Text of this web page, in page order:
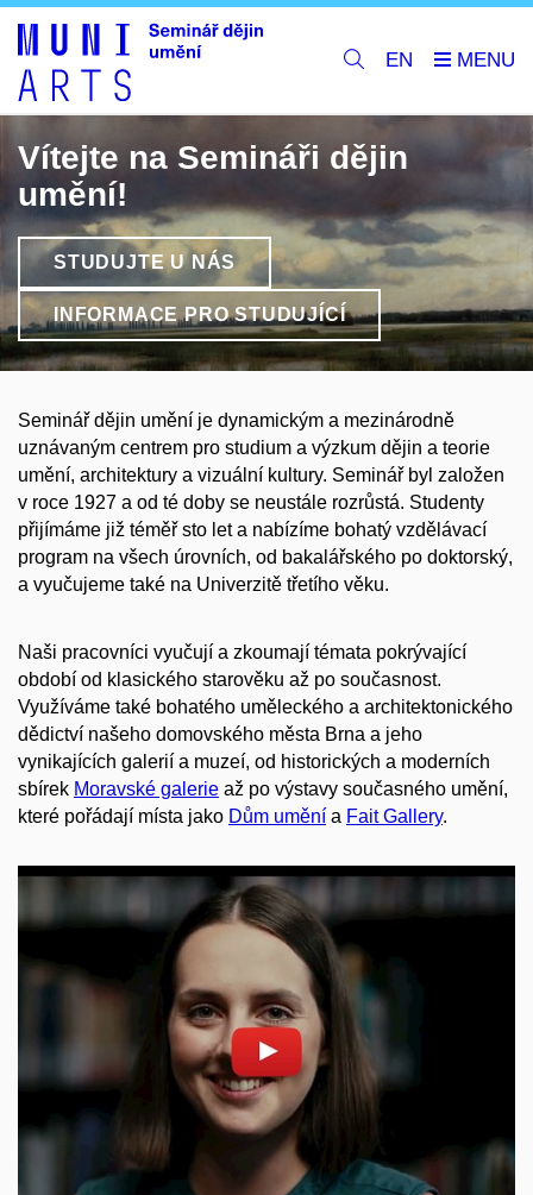
EN
Vítejte na Semináři dějin
umění!
STUDUJTE U NÁS
INFORMACE PRO STUDUJÍCÍ
Seminář dějin umění je dynamickým a mezinárodně
uznávaným centrem pro studium a výzkum dějin a teorie
umění, architektury a vizuální kultury. Seminář byl založen
v roce 1927 a od té doby se neustále rozrůstá. Studenty
přijímáme již téměř sto let a nabízíme bohatý vzdělávací
program na všech úrovních, od bakalářského po doktorský,
a vyučujeme také na Univerzitě třetího věku.
Naši pracovníci vyučují a zkoumají témata pokrývající
období od klasického starověku až po současnost.
Využíváme také bohatého uměleckého a architektonického
dědictví našeho domovského města Brna a jeho
vynikajících galerií a muzeí, od historických a moderních
sbírek Moravské galerie až po výstavy současného umění,
které pořádají místa jako Dům umění a Fait Gallery.
Povolit cookies a přehrát
Otevřít na youtube.com